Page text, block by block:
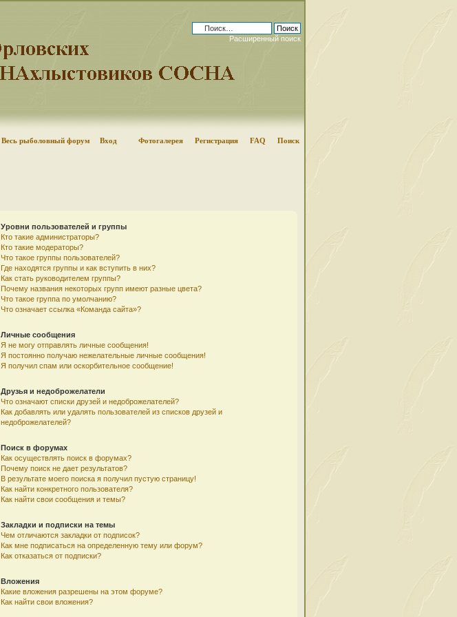
Расширенный поиск
Весь рыболовный форум Вход Фотогалерея Регистрация FAQ Поиск
Уровни пользователей и группы
Кто такие администраторы?
Кто такие модераторы?
Что такое группы пользователей?
Где находятся группы и как вступить в них?
Как стать руководителем группы?
Почему названия некоторых групп имеют разные цвета?
Что такое группа по умолчанию?
Что означает ссылка «Команда сайта»?
Личные сообщения
Я не могу отправлять личные сообщения!
Я постоянно получаю нежелательные личные сообщения!
Я получил спам или оскорбительное сообщение!
Друзья и недоброжелатели
Что означают списки друзей и недоброжелателей?
Как добавлять или удалять пользователей из списков друзей и
недоброжелателей?
Поиск в форумах
Как осуществлять поиск в форумах?
Почему поиск не дает результатов?
В результате моего поиска я получил пустую страницу!
Как найти конкретного пользователя?
Как найти свои сообщения и темы?
Закладки и подписки на темы
Чем отличаются закладки от подписок?
Как мне подписаться на определенную тему или форум?
Как отказаться от подписки?
Вложения
Какие вложения разрешены на этом форуме?
Как найти свои вложения?